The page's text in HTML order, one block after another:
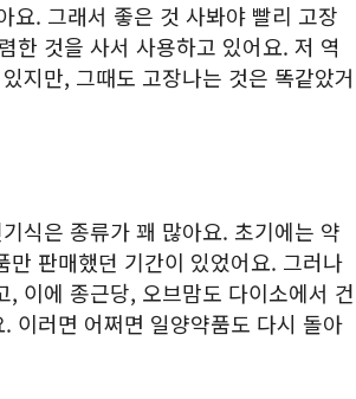
요. 그래서 좋은 것 사봐야 빨리 고장
한 것을 사서 사용하고 있어요. 저 역
지만, 그때도 고장나는 것은 똑같았거
식은 종류가 꽤 많아요. 초기에는 약
판매했던 기간이 있었어요. 그러나
이에 종근당, 오브맘도 다이소에서 건
이러면 어쩌면 일양약품도 다시 돌아